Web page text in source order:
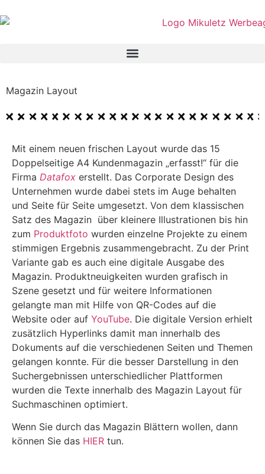
Magazin Layout
Mit einem neuen frischen Layout wurde das 15
Doppelseitige A4 Kundenmagazin „erfasst!“ für die
Firma Datafox erstellt. Das Corporate Design des
Unternehmen wurde dabei stets im Auge behalten
und Seite für Seite umgesetzt. Von dem klassischen
Satz des Magazin über kleinere Illustrationen bis hin
zum Produktfoto wurden einzelne Projekte zu einem
stimmigen Ergebnis zusammengebracht. Zu der Print
Variante gab es auch eine digitale Ausgabe des
Magazin. Produktneuigkeiten wurden grafisch in
Szene gesetzt und für weitere Informationen
gelangte man mit Hilfe von QR-Codes auf die
Website oder auf YouTube. Die digitale Version erhielt
zusätzlich Hyperlinks damit man innerhalb des
Dokuments auf die verschiedenen Seiten und Themen
gelangen konnte. Für die besser Darstellung in den
Suchergebnissen unterschiedlicher Plattformen
wurden die Texte innerhalb des Magazin Layout für
Suchmaschinen optimiert.
Wenn Sie durch das Magazin Blättern wollen, dann
können Sie das HIER tun.